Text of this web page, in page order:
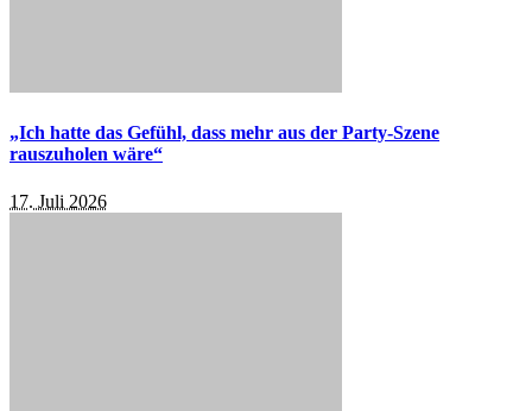
„Ich hatte das Gefühl, dass mehr aus der Party-Szene
rauszuholen wäre“
17. Juli 2026